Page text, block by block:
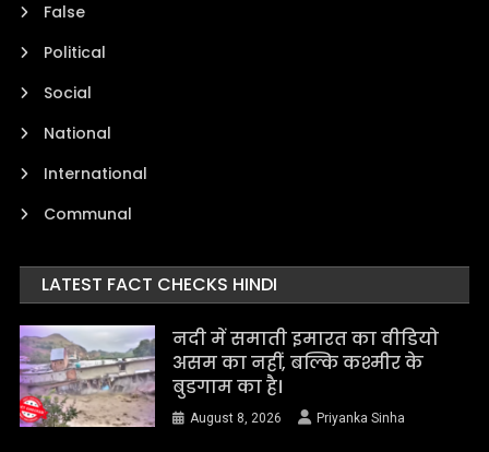
False
Political
Social
National
International
Communal
LATEST FACT CHECKS HINDI
नदी में समाती इमारत का वीडियो
असम का नहीं, बल्कि कश्मीर के
बुडगाम का है।
August 8, 2026 Priyanka Sinha